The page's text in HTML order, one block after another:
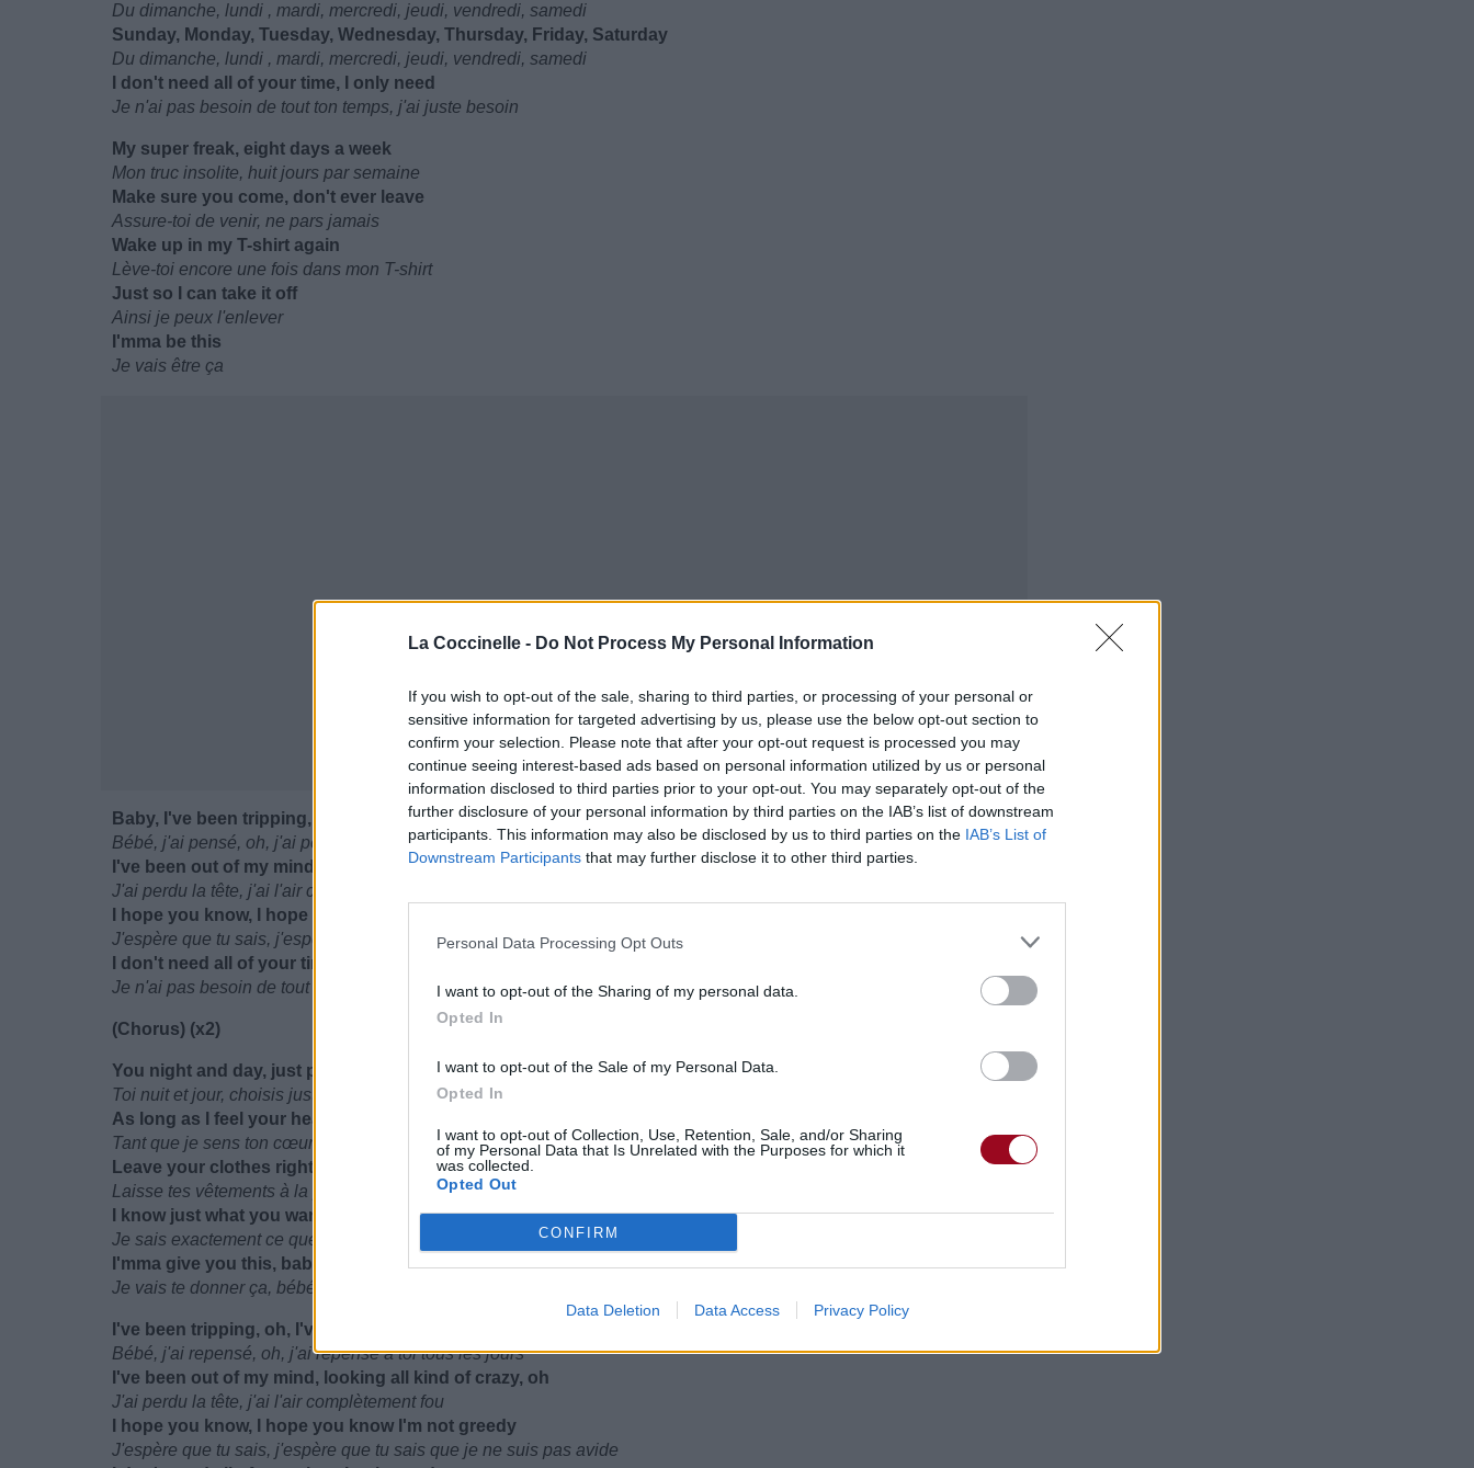
La Coccinelle - Do Not Process My Personal Information
If you wish to opt-out of the sale, sharing to third parties, or processing of your personal or
sensitive information for targeted advertising by us, please use the below opt-out section to
confirm your selection. Please note that after your opt-out request is processed you may
continue seeing interest-based ads based on personal information utilized by us or personal
information disclosed to third parties prior to your opt-out. You may separately opt-out of the
further disclosure of your personal information by third parties on the IAB’s list of downstream
participants. This information may also be disclosed by us to third parties on the IAB’s List of
Downstream Participants that may further disclose it to other third parties.
Personal Data Processing Opt Outs
I want to opt-out of the Sharing of my personal data.
Opted In
I want to opt-out of the Sale of my Personal Data.
Opted In
I want to opt-out of Collection, Use, Retention, Sale, and/or Sharing
of my Personal Data that Is Unrelated with the Purposes for which it
was collected.
Opted Out
CONFIRM
Data Deletion Data Access Privacy Policy
Du dimanche, lundi , mardi, mercredi, jeudi, vendredi, samedi
Sunday, Monday, Tuesday, Wednesday, Thursday, Friday, Saturday
Du dimanche, lundi , mardi, mercredi, jeudi, vendredi, samedi
I don't need all of your time, I only need
Je n'ai pas besoin de tout ton temps, j'ai juste besoin
My super freak, eight days a week
Mon truc insolite, huit jours par semaine
Make sure you come, don't ever leave
Assure-toi de venir, ne pars jamais
Wake up in my T-shirt again
Lève-toi encore une fois dans mon T-shirt
Just so I can take it off
Ainsi je peux l'enlever
I'mma be this
Je vais être ça
Baby, I've been tripping, oh, I've been tripping about you daily
Bébé, j'ai pensé, oh, j'ai pensé à toi tous les jours
I've been out of my mind, looking all kind of crazy, oh
J'ai perdu la tête, j'ai l'air complètement fou, oh
I hope you know, I hope you know I'm not greedy
J'espère que tu sais, j'espère que tu sais que je ne suis pas avide
I don't need all of your time, I only need
Je n'ai pas besoin de tout ton temps, j'ai juste besoin
(Chorus) (x2)
You night and day, just pick the place
Toi nuit et jour, choisis juste l'endroit
As long as I feel your heart beating on me
Tant que je sens ton cœur battre contre moi
Leave your clothes right at the door
Laisse tes vêtements à la porte
I know just what you want
Je sais exactement ce que tu veux
I'mma give you this, baby
Je vais te donner ça, bébé
I've been tripping, oh, I've been tripping about you daily (I've been)
Bébé, j'ai repensé, oh, j'ai repensé à toi tous les jours
I've been out of my mind, looking all kind of crazy, oh
J'ai perdu la tête, j'ai l'air complètement fou
I hope you know, I hope you know I'm not greedy
J'espère que tu sais, j'espère que tu sais que je ne suis pas avide